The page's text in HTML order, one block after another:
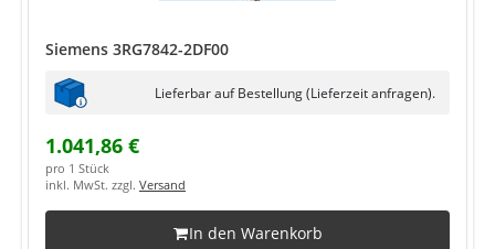
Siemens 3RG7842-2DF00
Lieferbar auf Bestellung (Lieferzeit anfragen).
1.041,86 €
pro 1 Stück
inkl. MwSt. zzgl. Versand
In den Warenkorb